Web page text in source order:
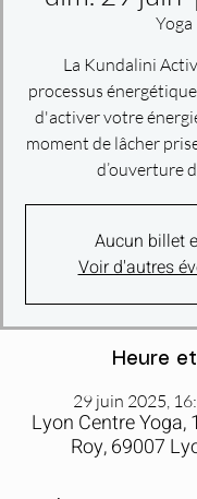
Yoga
La Kundalini
processus
d'activer votre
moment de lâcher
d’ouverture
Aucun billet
Voir d'autres
Heure
29 juin 2025,
Lyon Centre Yoga,
Roy, 69007